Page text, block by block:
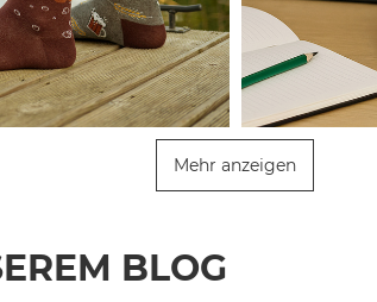
Mehr anzeigen
BLOG